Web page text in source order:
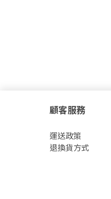
顧客服務
運送政策
退換貨方式